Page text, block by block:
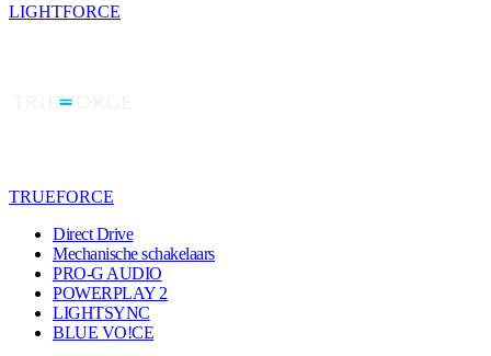
LIGHTFORCE
TRUEFORCE
Direct Drive
Mechanische schakelaars
PRO-G AUDIO
POWERPLAY 2
LIGHTSYNC
BLUE VO!CE